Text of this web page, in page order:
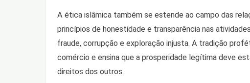
A ética islâmica também se estende ao campo das
princípios de honestidade e transparência nas
fraude, corrupção e exploração injusta. A tradição
comércio e ensina que a prosperidade legítima deve
direitos dos outros.